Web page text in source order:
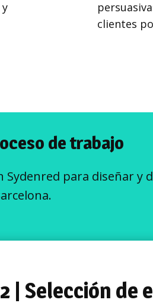
clientes
de trabajo
para diseñar y
| Selección de